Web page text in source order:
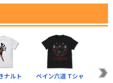
ナルト
ペイン六道 Tシャ
九喇